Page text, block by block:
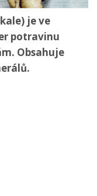
je ve
potravinu
Obsahuje